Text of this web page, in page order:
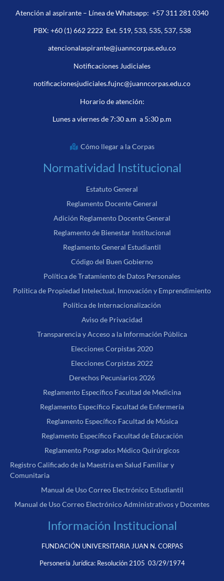
Atención al aspirante – Línea de Whatsapp: +57 311 281 0340
PBX: +60 (1) 662 2222Ext. 519, 533, 535, 537, 538
atencionalaspirante@juanncorpas.edu.co
Notificaciones Judiciales
notificacionesjudiciales.fujnc@juanncorpas.edu.co
Horario de atención:
Lunes a viernes de 7:30 a.m a 5:30 p.m
Cómo llegar a la Corpas
Normatividad Institucional
Estatuto General
Reglamento Docente General
Adición Reglamento Docente General
Reglamento de Bienestar Institucional
Reglamento General Estudiantil
Código del Buen Gobierno
Política de Tratamiento de Datos Personales
Política de Propiedad Intelectual, Innovación y Emprendimiento
Política de Internacionalización
Aviso de Privacidad
Transparencia y Acceso a la Información Pública
Elecciones Corpistas 2020
Elecciones Corpistas 2022
Derechos Pecuniarios 2026
Reglamento Específico Facultad de Medicina
Reglamento Específico Facultad de Enfermería
Reglamento Específico Facultad de Música
Reglamento Específico Facultad de Educación
Reglamento Posgrados Médico Quirúrgicos
Registro Calificado de la Maestría en Salud Familiar y
Comunitaria
Manual de Uso Correo Electrónico Estudiantil
Manual de Uso Correo Electrónico Administrativos y Docentes
Información Institucional
FUNDACIÓN UNIVERSITARIA JUAN N. CORPAS
Personería Jurídica: Resolución 2105 03/29/1974